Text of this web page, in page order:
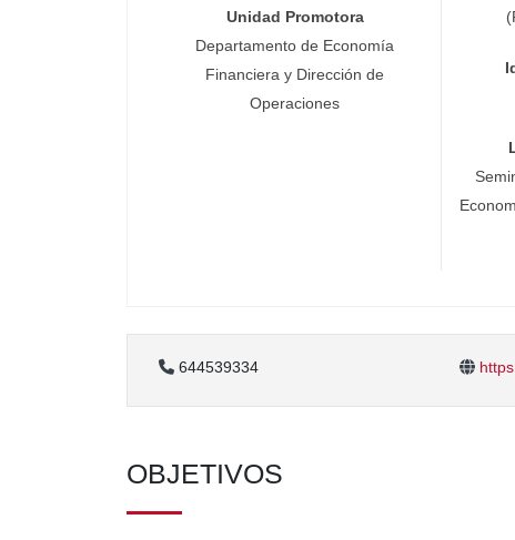
Unidad Promotora
Departamento de Economía
Financiera y Dirección de
Operaciones
644539334
OBJETIVOS